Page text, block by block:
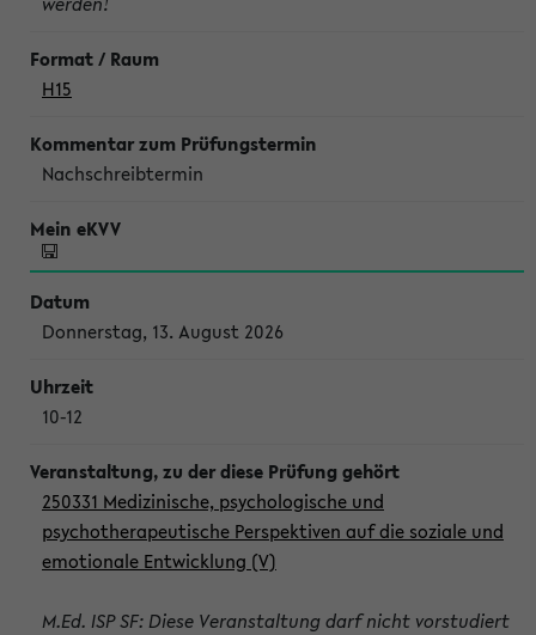
H15
Nachschreibtermin
Donnerstag, 13. August 2026
10-12
250331 Medizinische, psychologische und
psychotherapeutische Perspektiven auf die soziale und
emotionale Entwicklung (V)
M.Ed. ISP SF: Diese Veranstaltung darf nicht vorstudiert